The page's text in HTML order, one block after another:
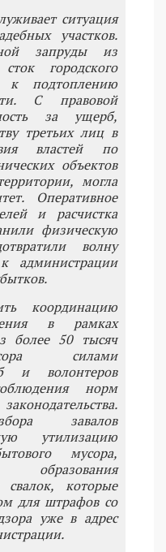
ситуация
участков.
запруды из
городского
к подтоплению
С правовой
за ущерб,
третьих лиц в
властей по
объектов
могла
Оперативное
и расчистка
физическую
волну
администрации
координацию
в рамках
более 50 тысяч
силами
и волонтеров
норм
завалов
утилизацию
мусора,
свалок, которые
для штрафов со
уже в адрес